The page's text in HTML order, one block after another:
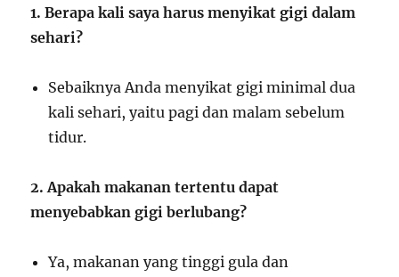
1. Berapa kali saya harus menyikat gigi dalam
sehari?
Sebaiknya Anda menyikat gigi minimal dua
kali sehari, yaitu pagi dan malam sebelum
tidur.
2. Apakah makanan tertentu dapat
menyebabkan gigi berlubang?
Ya, makanan yang tinggi gula dan